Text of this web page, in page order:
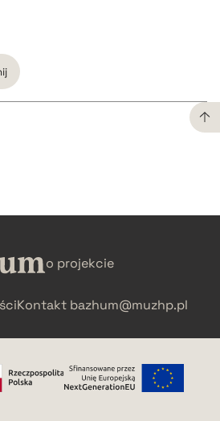
o projekcie
Kontakt bazhum@muzhp.pl